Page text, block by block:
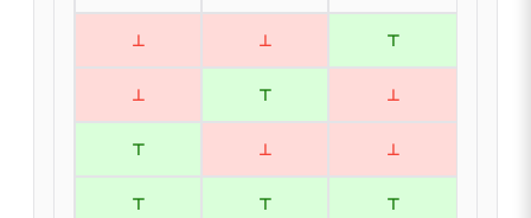
⊥ ⊥ ⊤
⊥ ⊤ ⊥
⊤ ⊥ ⊥
⊤ ⊤ ⊤